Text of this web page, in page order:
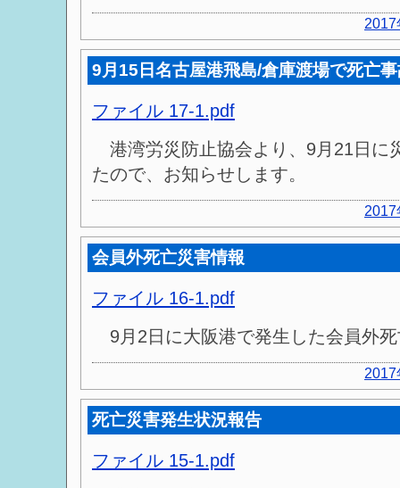
2017
9月15日名古屋港飛島/倉庫渡場で死亡
ファイル 17-1.pdf
港湾労災防止協会より、9月21日に
たので、お知らせします。
2017
会員外死亡災害情報
ファイル 16-1.pdf
9月2日に大阪港で発生した会員外
2017
死亡災害発生状況報告
ファイル 15-1.pdf